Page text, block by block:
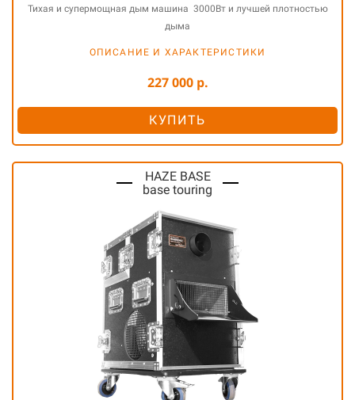
Тихая и супермощная дым машина 3000Вт и лучшей плотностью
дыма
ОПИСАНИЕ И ХАРАКТЕРИСТИКИ
227 000 р.
КУПИТЬ
HAZE BASE
base touring